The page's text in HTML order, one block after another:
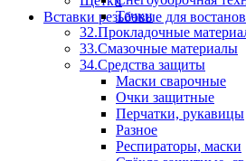
Вставки резьбовые для
Тачки
32.Прокладочные
33.Смазочные материалы
34.Средства защиты
Маски сварочные
Очки защитные
Перчатки, рукавицы
Разное
Респираторы, маски